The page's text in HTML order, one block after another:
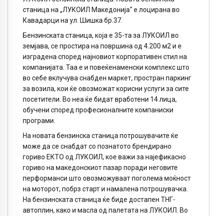
станица на „ЛУКОИЛ Македонија“ е лоцирана во
Кавадарци на ул. Шишка бр.37.
Бензинската станица, која е 35-та за ЛУКОИЛ во
земјава, се простира на површина од 4.200 м2 и e
изградена според најновиот корпоративен стил на
компанијата. Таа е и повеќенаменски комплекс што
во себе вклучува снабден маркет, простран паркинг
за возила, кои ќе овозможат корисни услуги за сите
посетители. Во неа ќе бидат вработени 14 лица,
обучени според професионалните компаниски
програми.
На новата бензинска станица потрошувачите ќе
може да се снабдат со познатото брендирано
гориво ЕКТО од ЛУКОИЛ, кое важи за најефикасно
гориво на македонскиот пазар поради неговите
перформанси што овозможуваат поголема моќност
на моторот, побрз старт и намалена потрошувачка.
На бензинската станица ќе биде достапен ТНГ-
автоплин, како и масла од палетата на ЛУКОИЛ. Во